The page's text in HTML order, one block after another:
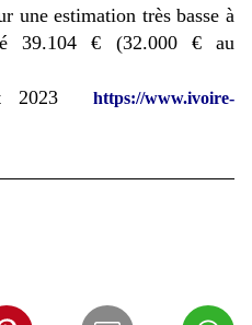
une estimation très basse à
39.104 € (32.000 € au
2023 https://www.ivoire-